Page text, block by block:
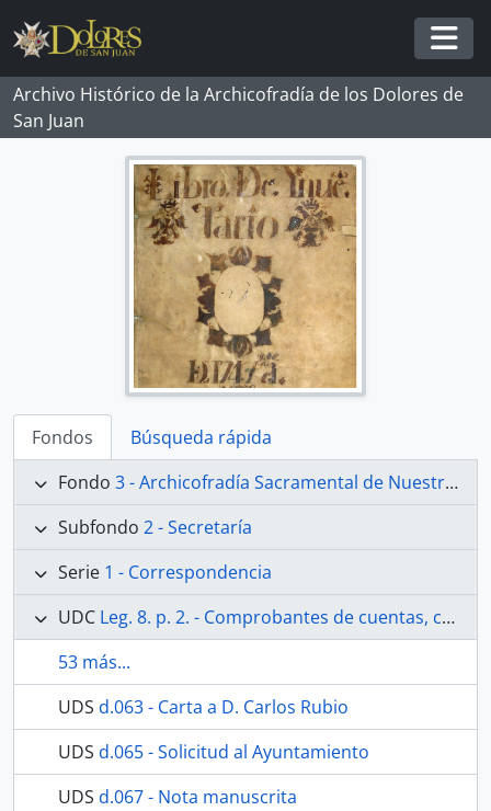
Skip to main content
Archivo Histórico de la Archicofradía de los Dolores de
San Juan
Fondos
Búsqueda rápida
Fondo 3 - Archicofradía Sacramental de Nuestra Señora de los Dolores
Subfondo 2 - Secretaría
Serie 1 - Correspondencia
UDC Leg. 8. p. 2. - Comprobantes de cuentas, cartas y comunicaciones varias. Desde el año 1951 al año 1959. Se incluyen presupuestos de la restauración de la Capilla entre 1942 y 1951.
53 más...
UDS d.063 - Carta a D. Carlos Rubio
UDS d.065 - Solicitud al Ayuntamiento
UDS d.067 - Nota manuscrita